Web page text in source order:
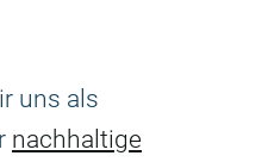
uns als
nachhaltige